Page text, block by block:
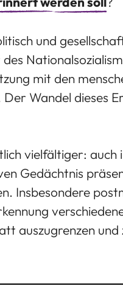
und
mit den
Wandel dieses
vielfältiger:
Gedächtnis
Insbesondere
auszugrenzen und